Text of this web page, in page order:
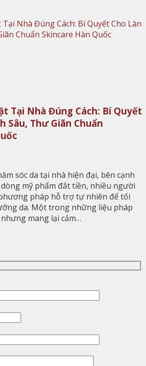
Tại Nhà Đúng Cách: Bí Quyết
Sâu, Thư Giãn Chuẩn
sóc da tại nhà hiện đại, bên cạnh
mỹ phẩm đắt tiền, nhiều người
pháp hỗ trợ tự nhiên để tối
da. Một trong những liệu pháp
mang lại cảm…